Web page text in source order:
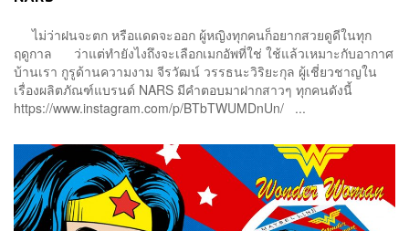
ไม่ว่าฝนจะตก หรือแดดจะออก ผู้หญิงทุกคนก็อยากสวยดูดีในทุก
ฤดูกาล ว่าแต่ทำยังไงถึงจะเลือกเมกอัพที่ใช่ ใช้แล้วเหมาะกับอากาศ
บ้านเรา กูรูด้านความงาม จีรวัฒน์ วรรธนะวิริยะกุล ผู้เชี่ยวชาญใน
เรื่องผลิตภัณฑ์แบรนด์ NARS มีคำตอบมาฝากสาวๆ ทุกคนดังนี้
https://www.instagram.com/p/BTbTWUMDnUn/ ...